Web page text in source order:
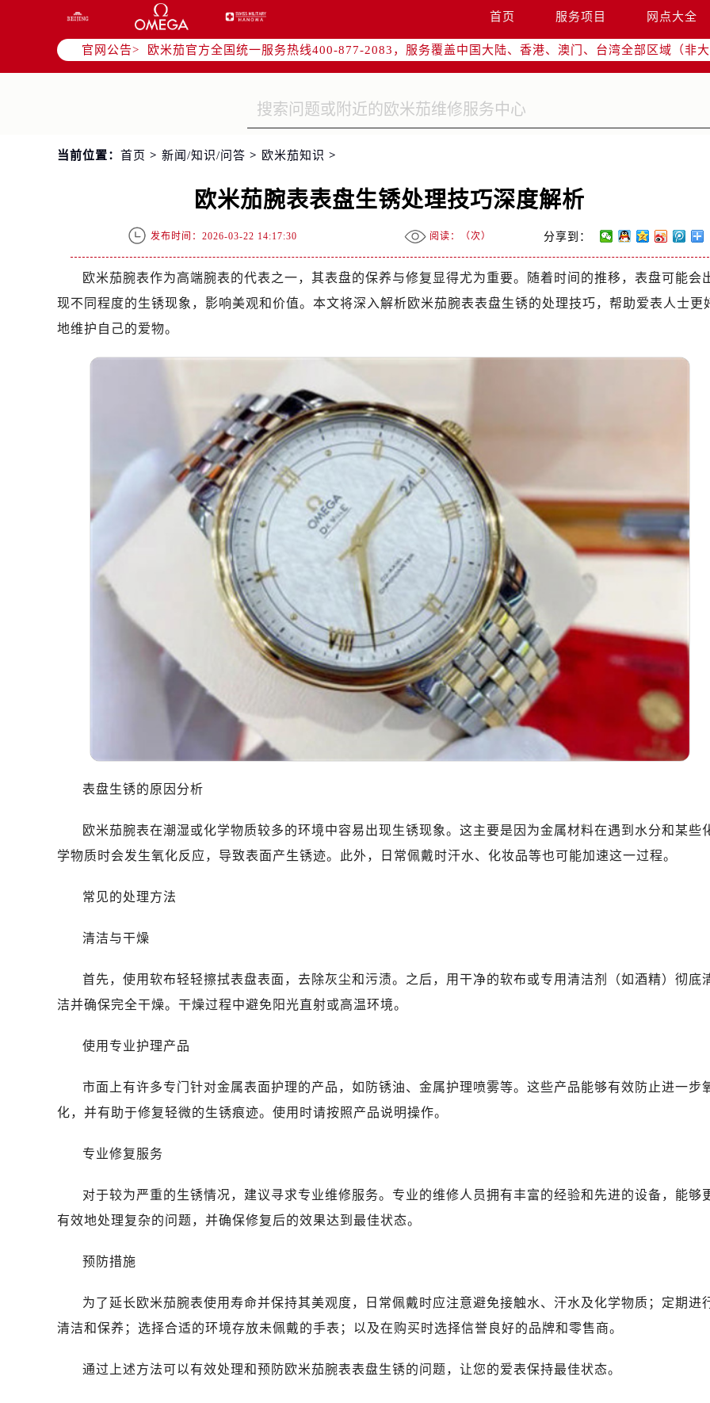
首页 服务项目 网点大全
官网公告>
2026年7月欧米茄中国区售后服务网络优化升级公告
2026年7月欧米茄全国官方售后客户服务热线：400-877-2083
欧米茄官方全国统一服务热线400-877-2083，服务覆盖中国大陆、香港、澳门、台湾全部区域（非
2026年7月欧米茄售后服务中心最新网点地址：
北京市朝阳区建国门外大街甲6号华熙国际中心写字楼D座11层1102室（需提前预约）
上海市徐汇区虹桥路3号港汇中心写字楼2座37层3705室（需提前预约）
南京市秦淮区中山南路1号（新街口）南京中心写字楼22层C1-1室（需提前预约）
常州市新北区龙锦路1590号现代传媒中心写字楼5号楼10层1008室（需提前预约）
扬州市邗江区国展路29号星耀天地写字楼1号楼18层1803室（需提前预约）
盐城市盐都区世纪大道5号盐城金融城写字楼1号楼16层1604室（需提前预约）
宁波市江北区大闸南路500号来福士广场办公楼20层2009室（需提前预约）
杭州市上城区钱江路1366号华润大厦写字楼A座5层503-5室（需提前预约）
绍兴市越城区胜利东路379号世茂天际中心写字楼8层805室（需提前预约）
嘉兴市南湖区广益路705号嘉兴世界贸易中心写字楼A座13层1304室（需提前预约）
南昌市红谷滩新区红谷中大道998号绿地双子塔（中央广场）A1座办公楼14层07室（需提前预约）
济南市历下区经十路11111号华润中心写字楼（万象城）15层1508室（需提前预约）
广州市天河区天河路230号万菱汇国际中心写字楼A塔7层704室（需提前预约）
广州市越秀区环市东路371-375号世界贸易中心大厦南塔写字楼15层07室（需提前预约）
深圳市罗湖区深南东路5001号华润大厦写字楼17层1701室（需提前预约）
惠州市惠城区江北文昌一路7号华贸大厦写字楼1座30层05室（需提前预约）
厦门市思明区湖滨东路95号华润大厦写字楼B座11层1104室（需提前预约）
福州市鼓楼区五四路128-1号恒力城写字楼15层03室（需提前预约）
成都市锦江区人民东路6号SAC东原中心写字楼24层2406B室（需提前预约）
重庆市江北区观音桥步行街2号融恒时代广场写字楼9层902室（需提前预约）
长沙市芙蓉区定王台街道建湘路393号世茂环球金融中心写字楼（芙蓉广场）10层13室（需提前预约
郑州市二七区铭功路10号华润大厦写字楼29层2905室（需提前预约）
太原市迎泽区解放路15号亨得利名表服务中心（品牌授权店）3层整层（需提前预约）
沈阳市沈河区中街路137号亨得利名表服务中心（品牌授权店）1层整层（需提前预约）
沈阳市沈河区中街路83号亨得利名表服务中心（品牌授权店）1层整层（需提前预约）
乌鲁木齐市天山区红山路26号时代广场（CCMALL）C座17层17-B（需提前预约）
哈尔滨市道里区友谊西路600号富力中心T2座写字楼29层03室（需提前预约）
大连市中山区人民路15号国际金融大厦7层G室（需提前预约）
东莞市东城街道鸿福东路1号民盈国贸中心T1写字楼9层907室（需提前预约）
南通市崇川区工农路57号圆融广场写字楼16层1603室（需提前预约）
武汉市江汉区解放大道686号世界贸易大厦38层09室（需提前预约）
南宁市青秀区金湖路59号地王大厦12楼1224室（需提前预约）
泉州市丰泽区宝洲路729号浦西万达中心写字楼A座7楼709室（需提前预约）
烟台市芝罘区胜利路139号万达金融中心A座907室（需提前预约）
长春市朝阳区西安大路727号中银大厦A座(旺进大厦)18层09室（需提前预约）
昆明市盘龙区北京路928号同德昆明广场写字楼10层06室（需提前预约）
西安市碑林区南关正街88号华侨城长安国际中心E座6楼10室（需提前预约）
海口市龙华区金贸东路5号海口华润大厦B座17层1707室（需提前预约）
重庆市解放碑渝中区民权路28号英利国际金融中心写字楼20层01室（需提前预约）
当前位置： 首页 > 新闻/知识/问答 > 欧米茄知识 >
欧米茄腕表表盘生锈处理技巧深度解析
发布时间：2026-03-22 14:17:30 阅读：（次） 分享到：
欧米茄腕表作为高端腕表的代表之一，其表盘的保养与修复显得尤为重要。随着时间的推移，表盘可能会
现不同程度的生锈现象，影响美观和价值。本文将深入解析欧米茄腕表表盘生锈的处理技巧，帮助爱表人士更
地维护自己的爱物。
表盘生锈的原因分析
欧米茄腕表在潮湿或化学物质较多的环境中容易出现生锈现象。这主要是因为金属材料在遇到水分和某些
学物质时会发生氧化反应，导致表面产生锈迹。此外，日常佩戴时汗水、化妆品等也可能加速这一过程。
常见的处理方法
清洁与干燥
首先，使用软布轻轻擦拭表盘表面，去除灰尘和污渍。之后，用干净的软布或专用清洁剂（如酒精）彻底
洁并确保完全干燥。干燥过程中避免阳光直射或高温环境。
使用专业护理产品
市面上有许多专门针对金属表面护理的产品，如防锈油、金属护理喷雾等。这些产品能够有效防止进一步
化，并有助于修复轻微的生锈痕迹。使用时请按照产品说明操作。
专业修复服务
对于较为严重的生锈情况，建议寻求专业维修服务。专业的维修人员拥有丰富的经验和先进的设备，能够
有效地处理复杂的问题，并确保修复后的效果达到最佳状态。
预防措施
为了延长欧米茄腕表使用寿命并保持其美观度，日常佩戴时应注意避免接触水、汗水及化学物质；定期进
清洁和保养；选择合适的环境存放未佩戴的手表；以及在购买时选择信誉良好的品牌和零售商。
通过上述方法可以有效处理和预防欧米茄腕表表盘生锈的问题，让您的爱表保持最佳状态。